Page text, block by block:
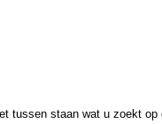
tussen staan wat u zoekt op